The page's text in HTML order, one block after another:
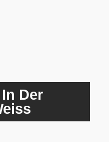
Der